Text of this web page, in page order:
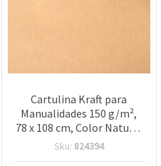
Cartulina Kraft para
Manualidades 150 g/m²,
78 x 108 cm, Color Natural
Claro - 1 Hoja
Sku: 824394